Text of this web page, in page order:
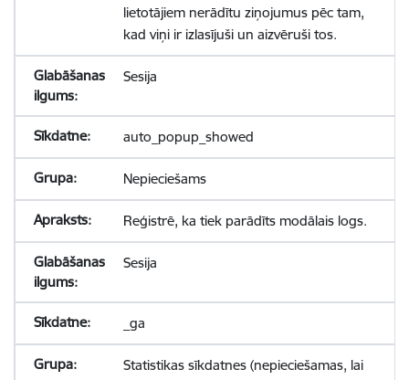
lietotājiem nerādītu ziņojumus pēc tam,
kad viņi ir izlasījuši un aizvēruši tos.
Sesija
auto_popup_showed
Nepieciešams
Reģistrē, ka tiek parādīts modālais logs.
Sesija
_ga
Statistikas sīkdatnes (nepieciešamas, lai